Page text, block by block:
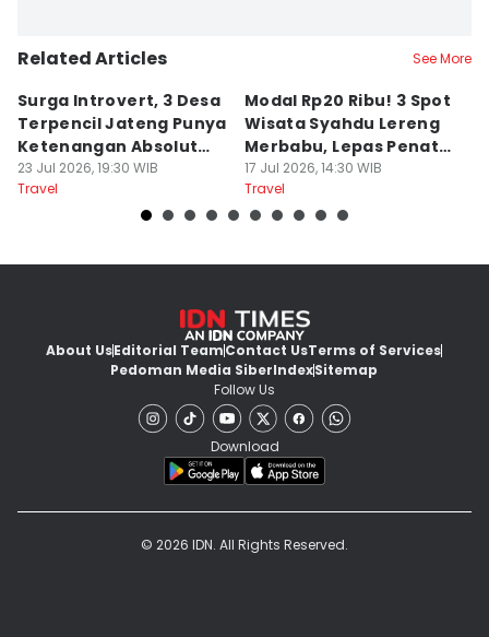
Related Articles See More
Surga Introvert, 3 Desa
Terpencil Jateng Punya
Ketenangan Absolut
Untuk Disconect
23 Jul 2026, 19:30 WIB
Travel
Modal Rp20 Ribu! 3 Spot
Wisata Syahdu Lereng
Merbabu, Lepas Penat
akhir Pekan!
17 Jul 2026, 14:30 WIB
Travel
About UsEditorial TeamContact UsTerms of Services
Pedoman Media SiberIndexSitemap
Follow Us
Download
© 2026 IDN. All Rights Reserved.